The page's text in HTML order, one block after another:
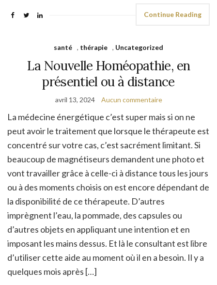
Continue Reading
santé , thérapie , Uncategorized
La Nouvelle Homéopathie, en
présentiel ou à distance
avril 13, 2024 Aucun commentaire
La médecine énergétique c’est super mais si on ne
peut avoir le traitement que lorsque le thérapeute est
concentré sur votre cas, c’est sacrément limitant. Si
beaucoup de magnétiseurs demandent une photo et
vont travailler grâce à celle-ci à distance tous les jours
ou à des moments choisis on est encore dépendant de
la disponibilité de ce thérapeute. D’autres
imprègnent l’eau, la pommade, des capsules ou
d’autres objets en appliquant une intention et en
imposant les mains dessus. Et là le consultant est libre
d’utiliser cette aide au moment où il en a besoin. Il y a
quelques mois après […]